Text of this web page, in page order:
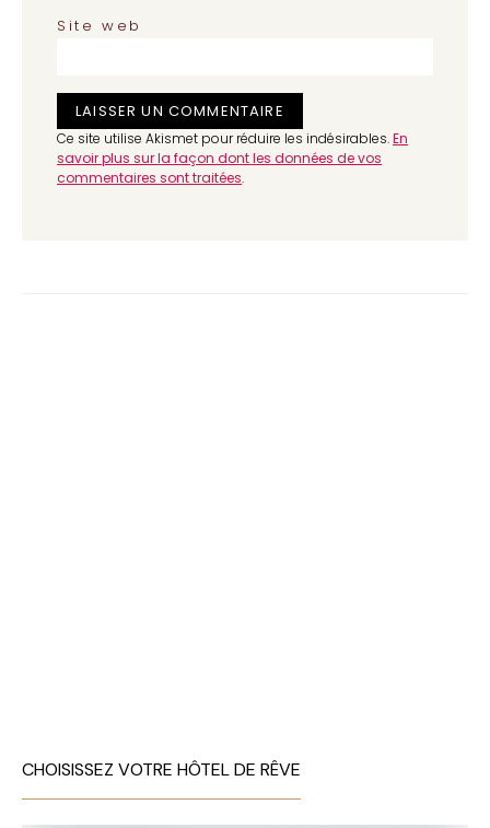
Site web
Ce site utilise Akismet pour réduire les indésirables.En
savoir plus sur la façon dont les données de vos
commentaires sont traitées.
CHOISISSEZ VOTRE HÔTEL DE RÊVE